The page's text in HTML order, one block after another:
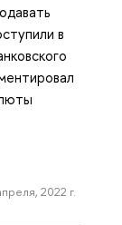
в
2022 г.